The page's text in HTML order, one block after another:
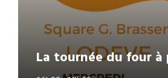
La tournée du four à